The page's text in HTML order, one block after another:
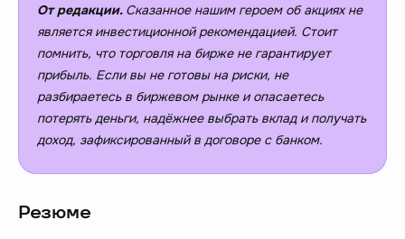
От редакции. Сказанное нашим героем об акциях не
является инвестиционной рекомендацией. Стоит
помнить, что торговля на бирже не гарантирует
прибыль. Если вы не готовы на риски, не
разбираетесь в биржевом рынке и опасаетесь
потерять деньги, надёжнее выбрать вклад и получать
доход, зафиксированный в договоре с банком.
Резюме